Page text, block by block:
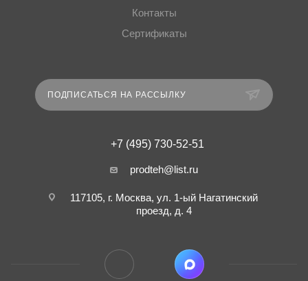
Контакты
Сертификаты
ПОДПИСАТЬСЯ НА РАССЫЛКУ
+7 (495) 730-52-51
prodteh@list.ru
117105, г. Москва, ул. 1-ый Нагатинский
проезд, д. 4